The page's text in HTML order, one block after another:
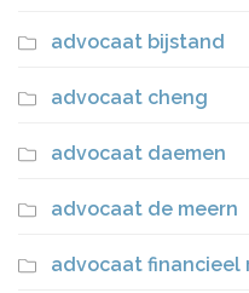
advocaat bijstand
advocaat cheng
advocaat daemen
advocaat de meern
advocaat financieel